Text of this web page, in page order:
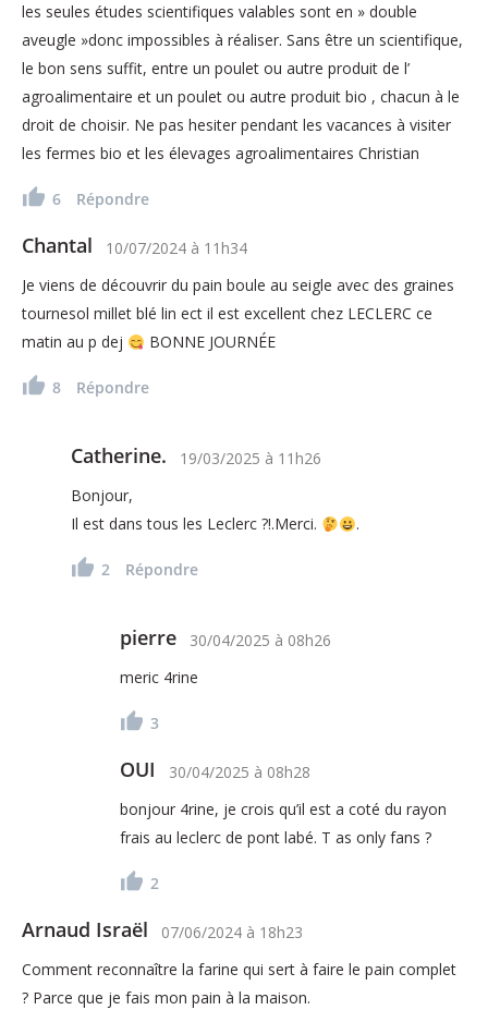
les seules études scientifiques valables sont en » double
aveugle »donc impossibles à réaliser. Sans être un scientifique,
le bon sens suffit, entre un poulet ou autre produit de l’
agroalimentaire et un poulet ou autre produit bio , chacun à le
droit de choisir. Ne pas hesiter pendant les vacances à visiter
les fermes bio et les élevages agroalimentaires Christian
6 Répondre
Chantal 10/07/2024 à 11h34
Je viens de découvrir du pain boule au seigle avec des graines
tournesol millet blé lin ect il est excellent chez LECLERC ce
matin au p dej
BONNE JOURNÉE
8 Répondre
Catherine. 19/03/2025 à 11h26
Bonjour,
Il est dans tous les Leclerc ?!.Merci.
.
2 Répondre
pierre 30/04/2025 à 08h26
meric 4rine
3
OUI 30/04/2025 à 08h28
bonjour 4rine, je crois qu’il est a coté du rayon
frais au leclerc de pont labé. T as only fans ?
2
Arnaud Israël 07/06/2024 à 18h23
Comment reconnaître la farine qui sert à faire le pain complet
? Parce que je fais mon pain à la maison.